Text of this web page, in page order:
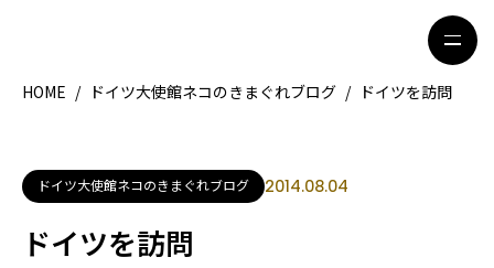
HOME
地域別ガイド
観光ガイド
HOME / ドイツ大使館ネコのきまぐれブログ / ドイツを訪問
ドイツ大使館ネコのきまぐれブログ 2014.08.04
ドイツを訪問